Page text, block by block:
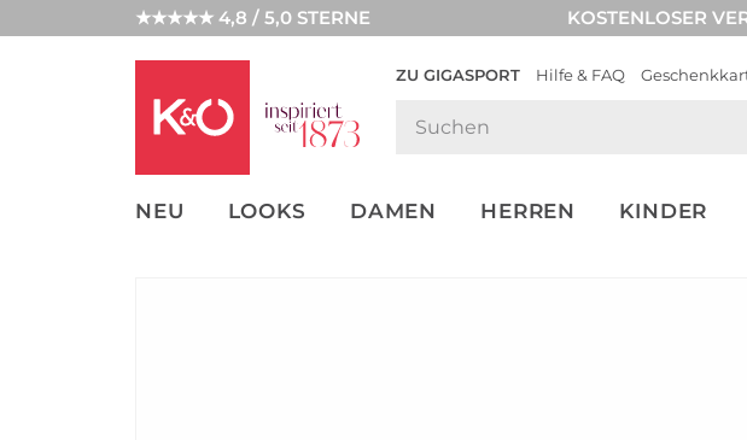
★★★★★ 4,8 / 5,0 STERNE KOSTENLOSER
ZU GIGASPORT Hilfe & FAQ
NEU LOOKS DAMEN HERREN KINDER
NEW IN
WEDDING